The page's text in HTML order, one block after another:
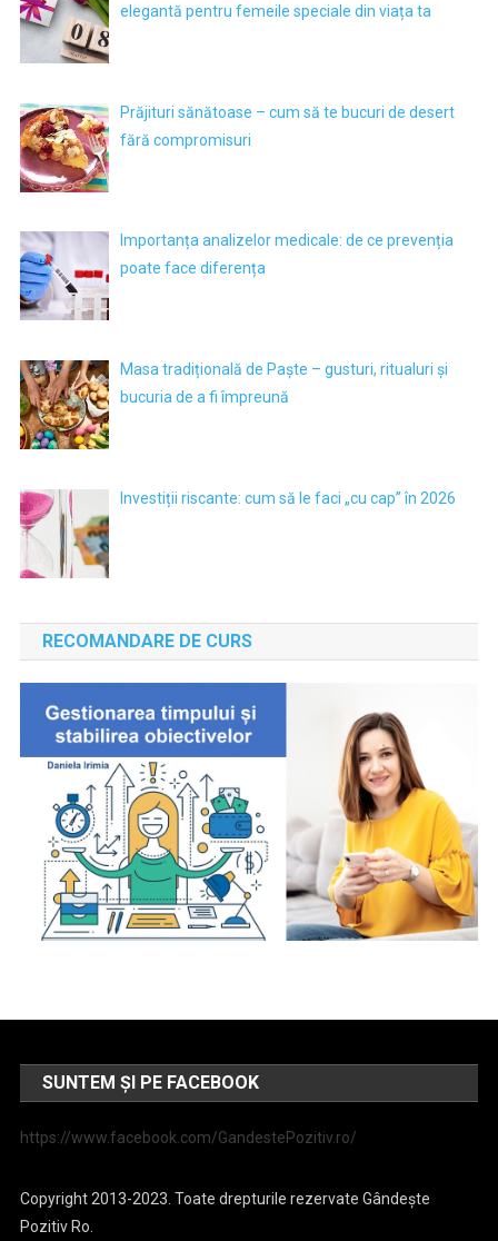
elegantă pentru femeile speciale din viața ta
Prăjituri sănătoase – cum să te bucuri de desert
fără compromisuri
Importanța analizelor medicale: de ce prevenția
poate face diferența
Masa tradițională de Paște – gusturi, ritualuri și
bucuria de a fi împreună
Investiții riscante: cum să le faci „cu cap” în 2026
RECOMANDARE DE CURS
SUNTEM ȘI PE FACEBOOK
https://www.facebook.com/GandestePozitiv.ro/
Copyright 2013-2023. Toate drepturile rezervate Gândește
Pozitiv Ro.